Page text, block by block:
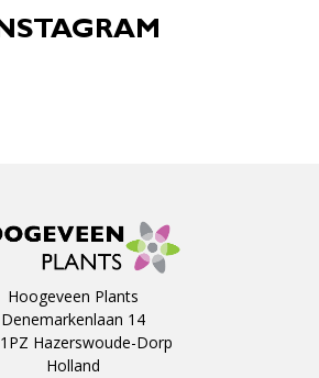
Hoogeveen Plants
Denemarkenlaan 14
Hazerswoude-Dorp
Holland